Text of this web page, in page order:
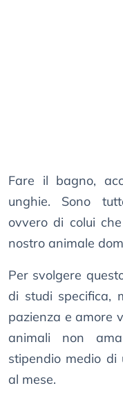
Fare il bagno,
unghie. Sono
ovvero di colui
nostro animale
Per svolgere
di studi specifica,
pazienza e amore
animali non
stipendio medio
al mese.